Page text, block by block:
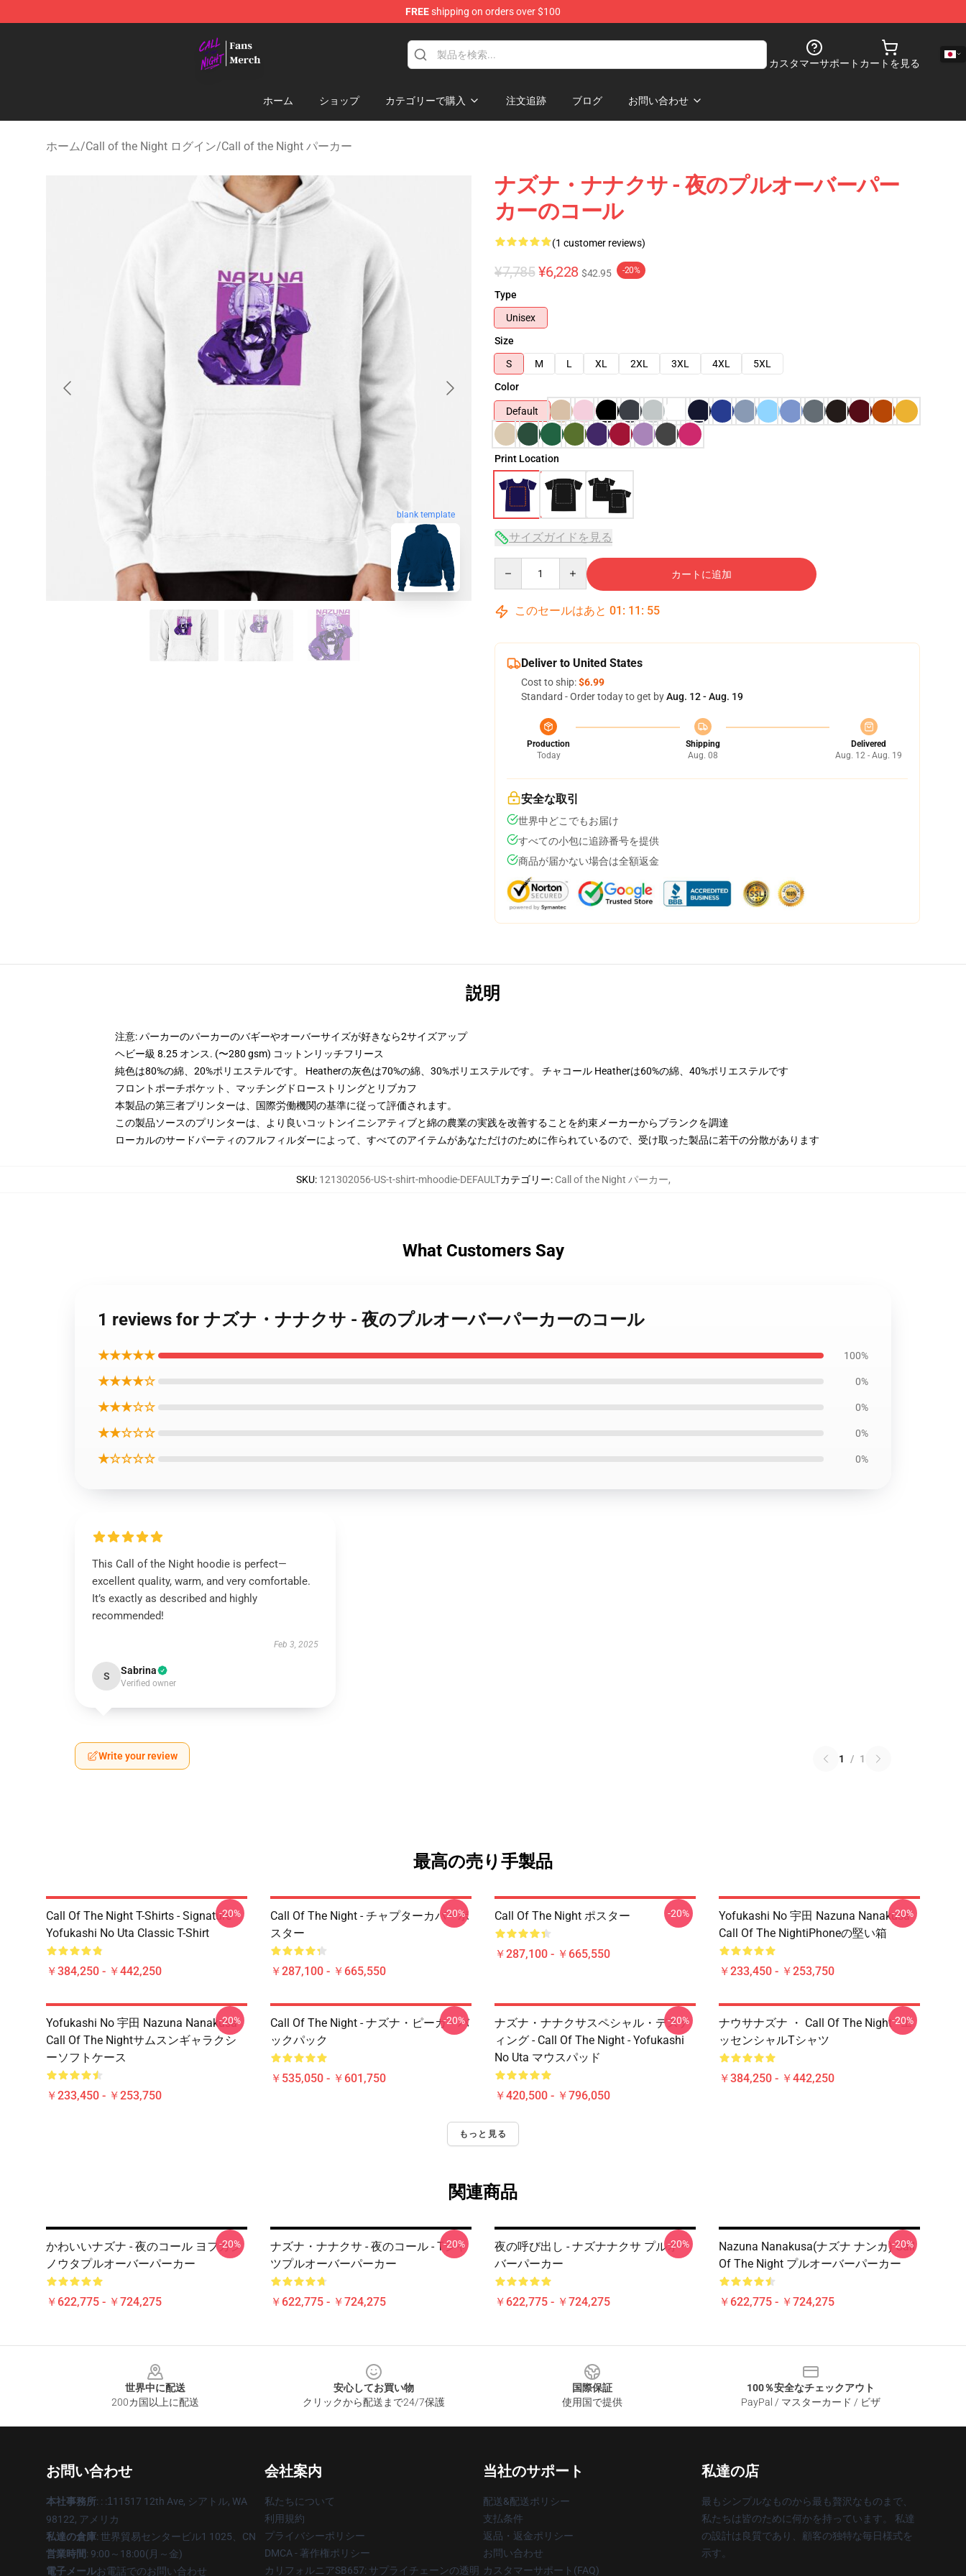
FREEshipping on orders over $100
カスタマーサポート カートを見る
ホーム ショップ カテゴリーで購入 注文追跡 ブログ お問い合わせ
ホーム/Call of the Night ログイン/Call of the Night パーカー
blank template
ナズナ・ナナクサ - 夜のプルオーバーパー
カーのコール
(1 customer reviews)
¥7,785 ¥6,228 $42.95 -20%
Type
Unisex
Size
S
M L XL 2XL 3XL 4XL
5XL
Color
Default
Print Location
サイズガイドを見る
カートに追加
このセールはあと 01 : 11 : 54
Deliver to United States
Cost to ship:$6.99
Standard - Order today to get byAug. 12 - Aug. 19
Production
Today
Shipping
Aug. 08
Delivered
Aug. 12 - Aug. 19
安全な取引
世界中どこでもお届け
すべての小包に追跡番号を提供
商品が届かない場合は全額返金
説明
注意: パーカーのパーカーのバギーやオーバーサイズが好きなら2サイズアップ
ヘビー級 8.25 オンス. (〜280 gsm) コットンリッチフリース
純色は80%の綿、20%ポリエステルです。 Heatherの灰色は70%の綿、30%ポリエステルです。 チャコール Heatherは60%の綿、40%ポリエステルです
フロントポーチポケット、マッチングドローストリングとリブカフ
本製品の第三者プリンターは、国際労働機関の基準に従って評価されます。
この製品ソースのプリンターは、より良いコットンイニシアティブと綿の農業の実践を改善することを約束メーカーからブランクを調達
ローカルのサードパーティのフルフィルダーによって、すべてのアイテムがあなただけのために作られているので、受け取った製品に若干の分散があります
SKU: 121302056-US-t-shirt-mhoodie-DEFAULTカテゴリー: Call of the Night パーカー,
What Customers Say
1 reviews for ナズナ・ナナクサ - 夜のプルオーバーパーカーのコール
★★★★★ 100%
★★★★☆ 0%
★★★☆☆ 0%
★★☆☆☆ 0%
★☆☆☆☆ 0%
This Call of the Night hoodie is perfect—
excellent quality, warm, and very comfortable.
It’s exactly as described and highly
recommended!
Feb 3, 2025
S Sabrina
Verified owner
Write your review 1 / 1
最高の売り手製品
Call Of The Night T-Shirts - Signature
Yofukashi No Uta Classic T-Shirt
￥384,250 - ￥442,250
-20%
Call Of The Night - チャプターカバーポ
スター
￥287,100 - ￥665,550
-20% Call Of The Night ポスター
￥287,100 - ￥665,550
-20%
Yofukashi No 宇田 Nazuna Nanakusa
Call Of The NightiPhoneの堅い箱
￥233,450 - ￥253,750
-20%
Yofukashi No 宇田 Nazuna Nanakusa
Call Of The Nightサムスンギャラクシ
ーソフトケース
￥233,450 - ￥253,750
-20%
Call Of The Night - ナズナ・ピーカ・バ
ックパック
￥535,050 - ￥601,750
-20%
ナズナ・ナナクサスペシャル・デステ
ィング - Call Of The Night - Yofukashi
No Uta マウスパッド
￥420,500 - ￥796,050
-20%
ナウサナズナ ・ Call Of The Night - エ
ッセンシャルTシャツ
￥384,250 - ￥442,250
-20%
もっと見る
関連商品
かわいいナズナ - 夜のコール ヨフカシ
ノウタプルオーバーパーカー
￥622,775 - ￥724,275
-20%
ナズナ・ナナクサ - 夜のコール - Tシャ
ツプルオーバーパーカー
￥622,775 - ￥724,275
-20%
夜の呼び出し - ナズナナクサ プルオー
バーパーカー
￥622,775 - ￥724,275
-20%
Nazuna Nanakusa(ナズナ ナンカ) Call
Of The Night プルオーバーパーカー
￥622,775 - ￥724,275
-20%
世界中に配送
200カ国以上に配送
安心してお買い物
クリックから配送まで24/7保護
国際保証
使用国で提供
100％安全なチェックアウト
PayPal / マスターカード / ビザ
お問い合わせ
本社事務所: : :1 11517 12th Ave, シアトル, WA
98122, アメリカ
私達の倉庫: 世界貿易センタービル1 1025、CN
営業時間: 9:00～18:00(月～金)
電子メールお電話でのお問い合わせ
会社案内
私たちについて
利用規約
プライバシーポリシー
DMCA - 著作権ポリシー
カリフォルニアSB657: サプライチェーンの透明
当社のサポート
配送&配送ポリシー
支払条件
返品・返金ポリシー
お問い合わせ
カスタマーサポート(FAQ)
私達の店
最もシンプルなものから最も贅沢なものまで、
私たちは皆のために何かを持っています。 私達
の設計は良質であり、顧客の独特な毎日様式を
示す。